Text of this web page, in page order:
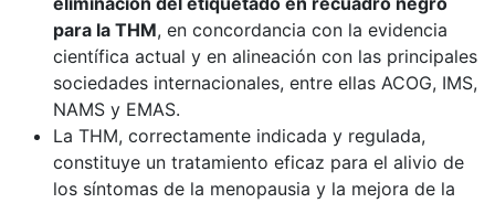
para la THM, en concordancia con la evidencia
científica actual y en alineación con las principales
sociedades internacionales, entre ellas ACOG, IMS,
NAMS y EMAS.
La THM, correctamente indicada y regulada,
constituye un tratamiento eficaz para el alivio de
los síntomas de la menopausia y la mejora de la